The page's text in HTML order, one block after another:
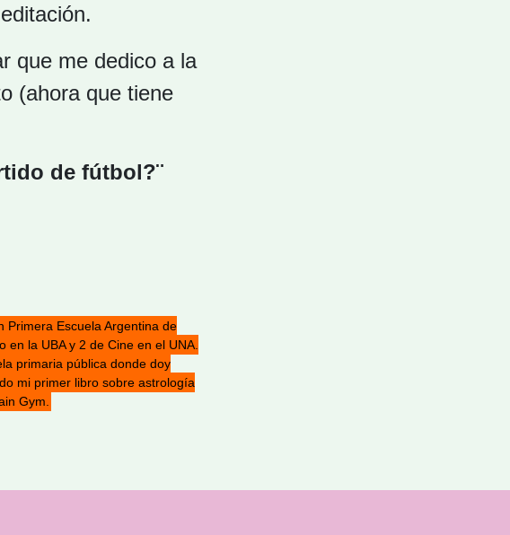
que me dedico a la
(ahora que tiene
de fútbol?¨
Primera Escuela Argentina de
la UBA y 2 de Cine en el UNA.
primaria pública donde doy
mi primer libro sobre astrología
Gym.